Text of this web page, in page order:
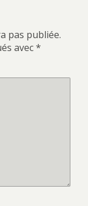
pas publiée.
avec*